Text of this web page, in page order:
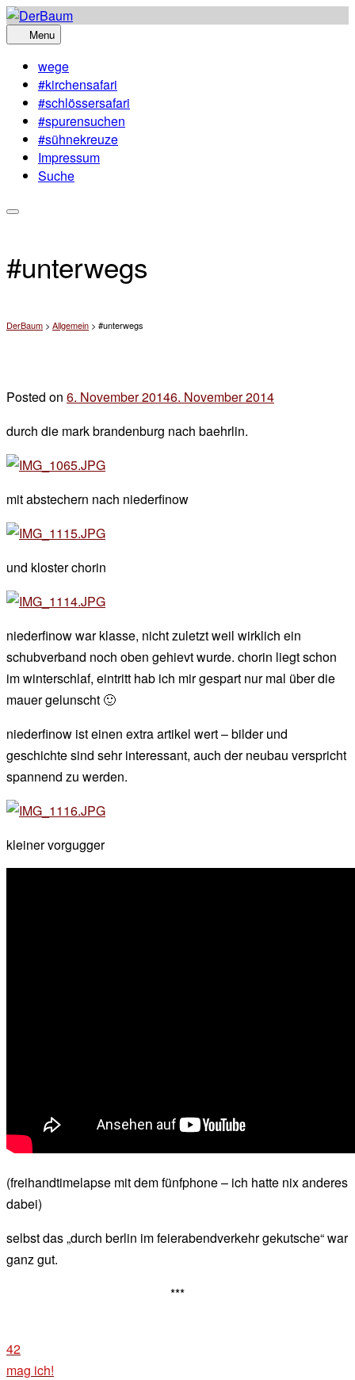
Skip
to
Menu
wege
#kirchensafari
#schlössersafari
#spurensuchen
#sühnekreuze
Impressum
Suche
#unterwegs
DerBaum > Allgemein > #unterwegs
Posted on 6. November 20146. November 2014
durch die mark brandenburg nach baehrlin.
mit abstechern nach niederfinow
und kloster chorin
niederfinow war klasse, nicht zuletzt weil wirklich ein
schubverband noch oben gehievt wurde. chorin liegt schon
im winterschlaf, eintritt hab ich mir gespart nur mal über die
mauer gelunscht 🙂
niederfinow ist einen extra artikel wert – bilder und
geschichte sind sehr interessant, auch der neubau verspricht
spannend zu werden.
kleiner vorgugger
(freihandtimelapse mit dem fünfphone – ich hatte nix anderes
dabei)
selbst das „durch berlin im feierabendverkehr gekutsche“ war
ganz gut.
***
42
mag ich!